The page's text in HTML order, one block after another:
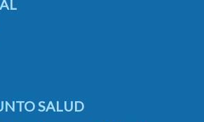
SALUD